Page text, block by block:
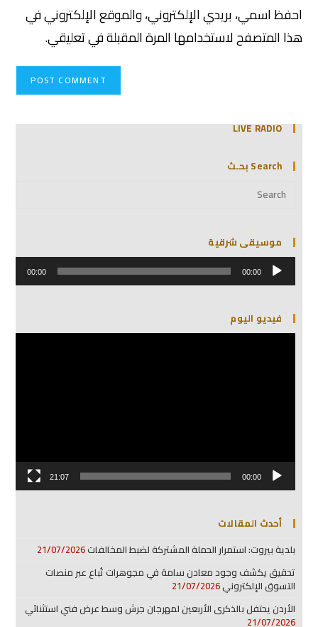
احفظ اسمي، بريدي الإلكتروني، والموقع الإلكتروني في
هذا المتصفح لاستخدامها المرة المقبلة في تعليقي.
LIVE RADIO
Search بحـث
موسيقى شرقية
مشغل
الصوت 00:00
00:00
فيديو اليوم
مشغل
00:00
21:07
أحدث المقالات
بلدية بيروت: استمرار الحملة المشتركة لضبط المخالفات21/07/2026
تحقيق يكشف وجود معادن سامة في مجوهرات تُباع عبر منصات
التسوق الإلكتروني21/07/2026
الأردن يحتفل بالذكرى الأربعين لمهرجان جرش وسط عرض فني استثنائي
21/07/2026